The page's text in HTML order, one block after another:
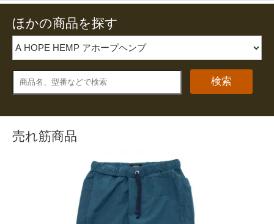
ほかの商品を探す
検索
売れ筋商品